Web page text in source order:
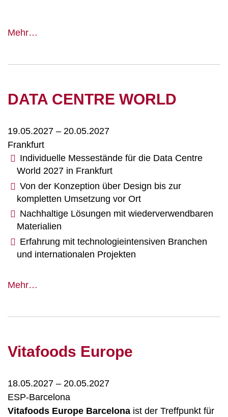
Mehr…
Fein-
Spezialchemie
DATA CENTRE WORLD
19.05.2027 – 20.05.2027
Frankfurt
Individuelle Messestände für die Data Centre
World 2027 in Frankfurt
Von der Konzeption über Design bis zur
kompletten Umsetzung vor Ort
Nachhaltige Lösungen mit wiederverwendbaren
Materialien
Erfahrung mit technologieintensiven Branchen
und internationalen Projekten
Mehr…
Vitafoods Europe
18.05.2027 – 20.05.2027
ESP-Barcelona
Vitafoods Europe Barcelona ist der Treffpunkt für